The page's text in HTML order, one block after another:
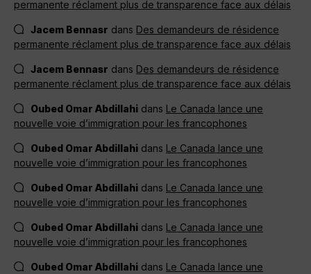
permanente réclament plus de transparence face aux délais
Jacem Bennasr dans Des demandeurs de résidence
permanente réclament plus de transparence face aux délais
Jacem Bennasr dans Des demandeurs de résidence
permanente réclament plus de transparence face aux délais
Oubed Omar Abdillahi dans Le Canada lance une
nouvelle voie d’immigration pour les francophones
Oubed Omar Abdillahi dans Le Canada lance une
nouvelle voie d’immigration pour les francophones
Oubed Omar Abdillahi dans Le Canada lance une
nouvelle voie d’immigration pour les francophones
Oubed Omar Abdillahi dans Le Canada lance une
nouvelle voie d’immigration pour les francophones
Oubed Omar Abdillahi dans Le Canada lance une